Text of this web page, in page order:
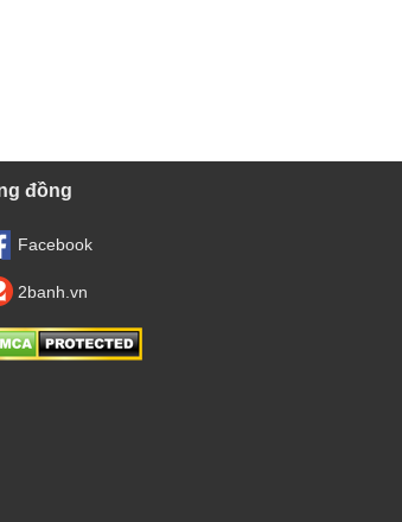
đồng
Facebook
2banh.vn